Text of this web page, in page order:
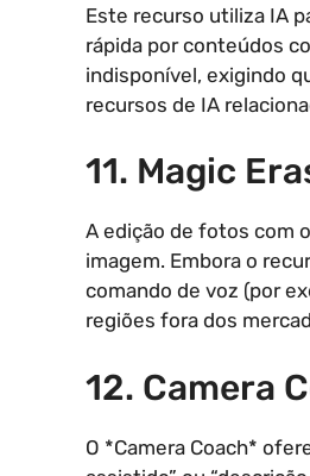
Este recurso utiliza IA
rápida por conteúdos
indisponível, exigindo
recursos de IA
11. Magic
A edição de fotos com
imagem. Embora o
comando de voz (por
regiões fora dos
12. Camera
O *Camera Coach*